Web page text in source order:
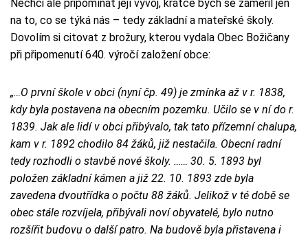
Nechci ale připomínat její vývoj, krátce bych se zaměřil jen
na to, co se týká nás – tedy základní a mateřské školy.
Dovolím si citovat z brožury, kterou vydala Obec Božičany
při připomenutí 640. výročí založení obce:
„…O první škole v obci (nyní čp. 49) je zmínka až v r. 1838,
kdy byla postavena na obecním pozemku. Učilo se v ní do r.
1839. Jak ale lidí v obci přibývalo, tak tato přízemní chalupa,
kam v r. 1892 chodilo 84 žáků, již nestačila. Obecní radní
tedy rozhodli o stavbě nové školy. …… 30. 5. 1893 byl
položen základní kámen a již 22. 10. 1893 zde byla
zavedena dvoutřídka o počtu 88 žáků. Jelikož v té době se
obec stále rozvíjela, přibývali noví obyvatelé, bylo nutno
rozšířit budovu o další patro. Na budově byla přistavena i